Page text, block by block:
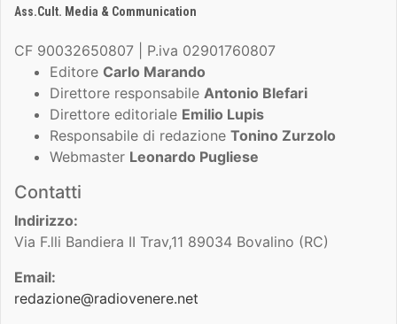
Ass.Cult. Media & Communication
CF 90032650807 | P.iva 02901760807
Editore Carlo Marando
Direttore responsabile Antonio Blefari
Direttore editoriale Emilio Lupis
Responsabile di redazione Tonino Zurzolo
Webmaster Leonardo Pugliese
Contatti
Indirizzo:
Via F.lli Bandiera II Trav,11 89034 Bovalino (RC)
Email:
redazione@radiovenere.net